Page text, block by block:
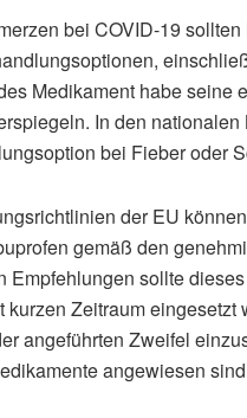
bei COVID-19
Medikament habe seine
In den
bei Fieber oder
der EU
gemäß den
Empfehlungen sollte
Zeitraum eingesetzt
angeführten Zweifel
angewiesen